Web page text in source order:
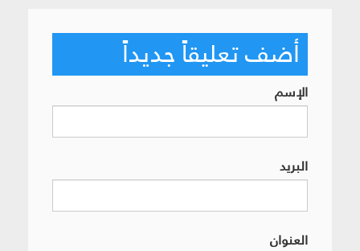
أضف تعليقاً جديداً
الإسم
البريد
العنوان